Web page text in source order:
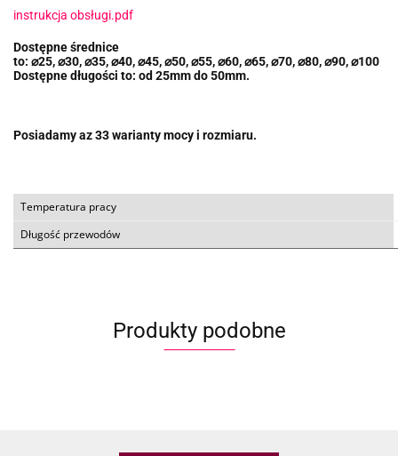
instrukcja obsługi.pdf
Dostępne średnice
to: ⌀25,⌀30,⌀35,⌀40,⌀45,⌀50,⌀55,⌀60,⌀65,⌀70,⌀80,⌀90,⌀100
Dostępne długości to: od 25mm do 50mm.
Posiadamy az 33 warianty mocy i rozmiaru.
Temperatura pracy
Długość przewodów
Produkty podobne